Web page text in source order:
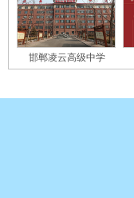
邯郸凌云高级中学